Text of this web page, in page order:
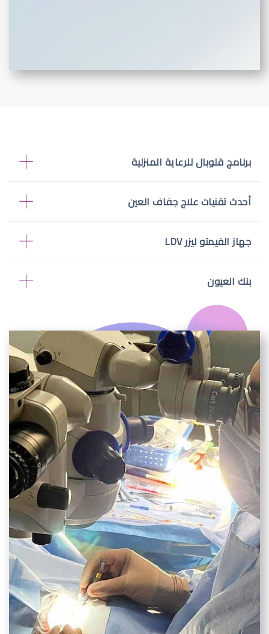
برنامج قلوبال للرعاية المنزلية
أحدث تقنيات علاج جفاف العين
جهاز الفيمتو ليزر LDV
بنك العيون